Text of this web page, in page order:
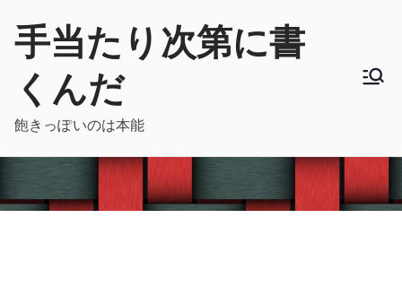
手当たり次第に書
くんだ
飽きっぽいのは本能